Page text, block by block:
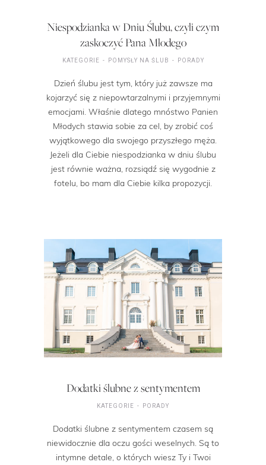
Niespodzianka w Dniu Ślubu, czyli czym
zaskoczyć Pana Młodego
KATEGORIE POMYSŁY NA ŚLUB PORADY
Dzień ślubu jest tym, który już zawsze ma
kojarzyć się z niepowtarzalnymi i przyjemnymi
emocjami. Właśnie dlatego mnóstwo Panien
Młodych stawia sobie za cel, by zrobić coś
wyjątkowego dla swojego przyszłego męża.
Jeżeli dla Ciebie niespodzianka w dniu ślubu
jest równie ważna, rozsiądź się wygodnie z
fotelu, bo mam dla Ciebie kilka propozycji.
Dodatki ślubne z sentymentem
KATEGORIE PORADY
Dodatki ślubne z sentymentem czasem są
niewidocznie dla oczu gości weselnych. Są to
intymne detale, o których wiesz Ty i Twoi